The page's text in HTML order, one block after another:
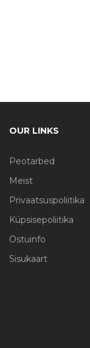
OUR LINKS
Peotarbed
Meist
Privaatsuspoliitika
Küpsisepoliitika
Ostuinfo
Sisukaart